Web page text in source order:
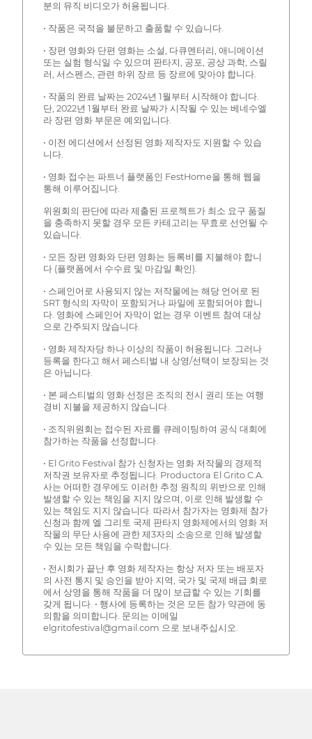
분의 뮤직 비디오가 허용됩니다.
• 작품은 국적을 불문하고 출품할 수 있습니다.
• 장편 영화와 단편 영화는 소설, 다큐멘터리, 애니메이션
또는 실험 형식일 수 있으며 판타지, 공포, 공상 과학, 스릴
러, 서스펜스, 관련 하위 장르 등 장르에 맞아야 합니다.
• 작품의 완료 날짜는 2024년 1월부터 시작해야 합니다.
단, 2022년 1월부터 완료 날짜가 시작될 수 있는 베네수엘
라 장편 영화 부문은 예외입니다.
• 이전 에디션에서 선정된 영화 제작자도 지원할 수 있습
니다.
• 영화 접수는 파트너 플랫폼인 FestHome을 통해 웹을
통해 이루어집니다.
위원회의 판단에 따라 제출된 프로젝트가 최소 요구 품질
을 충족하지 못할 경우 모든 카테고리는 무효로 선언될 수
있습니다.
• 모든 장편 영화와 단편 영화는 등록비를 지불해야 합니
다 (플랫폼에서 수수료 및 마감일 확인).
• 스페인어로 사용되지 않는 저작물에는 해당 언어로 된
SRT 형식의 자막이 포함되거나 파일에 포함되어야 합니
다. 영화에 스페인어 자막이 없는 경우 이벤트 참여 대상
으로 간주되지 않습니다.
• 영화 제작자당 하나 이상의 작품이 허용됩니다. 그러나
등록을 한다고 해서 페스티벌 내 상영/선택이 보장되는 것
은 아닙니다.
• 본 페스티벌의 영화 선정은 조직의 전시 권리 또는 여행
경비 지불을 제공하지 않습니다.
• 조직위원회는 접수된 자료를 큐레이팅하여 공식 대회에
참가하는 작품을 선정합니다.
• El Grito Festival 참가 신청자는 영화 저작물의 경제적
저작권 보유자로 추정됩니다. Productora El Grito C.A.
사는 어떠한 경우에도 이러한 추정 원칙의 위반으로 인해
발생할 수 있는 책임을 지지 않으며, 이로 인해 발생할 수
있는 책임도 지지 않습니다. 따라서 참가자는 영화제 참가
신청과 함께 엘 그리토 국제 판타지 영화제에서의 영화 저
작물의 무단 사용에 관한 제3자의 소송으로 인해 발생할
수 있는 모든 책임을 수락합니다.
• 전시회가 끝난 후 영화 제작자는 항상 저자 또는 배포자
의 사전 통지 및 승인을 받아 지역, 국가 및 국제 배급 회로
에서 상영을 통해 작품을 더 많이 보급할 수 있는 기회를
갖게 됩니다. • 행사에 등록하는 것은 모든 참가 약관에 동
의함을 의미합니다. 문의는 이메일
elgritofestival@gmail.com 으로 보내주십시오.